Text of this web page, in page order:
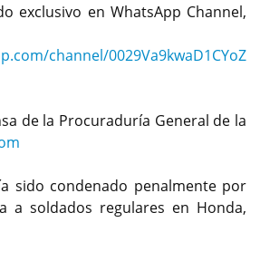
exclusivo en WhatsApp Channel,
channel/0029Va9kwaD1CYoZ
de la Procuraduría General de la
sido condenado penalmente por
a soldados regulares en Honda,